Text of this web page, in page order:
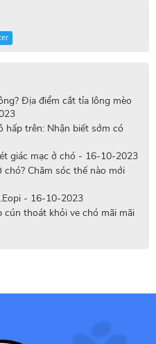
Địa điểm cắt tỉa lông mèo
hấp trên: Nhận biết sớm có
giác mạc ở chó - 16-10-2023
Chăm sóc thế nào mới
- 16-10-2023
thoát khỏi ve chó mãi mãi